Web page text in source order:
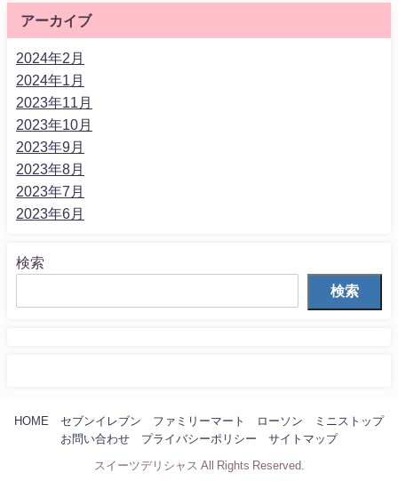
アーカイブ
2024年2月
2024年1月
2023年11月
2023年10月
2023年9月
2023年8月
2023年7月
2023年6月
検索
検索
HOME セブンイレブン ファミリーマート ローソン
ミニストップ
お問い合わせ
プライバシーポリシー サイトマップ
スイーツデリシャス All Rights Reserved.